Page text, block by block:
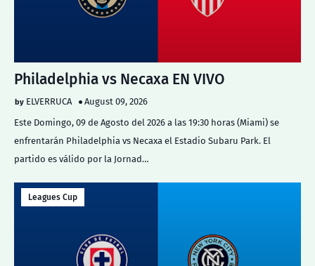
Philadelphia vs Necaxa EN VIVO
ELVERRUCA
August 09, 2026
Este Domingo, 09 de Agosto del 2026 a las 19:30 horas (Miami) se
enfrentarán Philadelphia vs Necaxa el Estadio Subaru Park. El
partido es válido por la Jornad…
Leagues Cup